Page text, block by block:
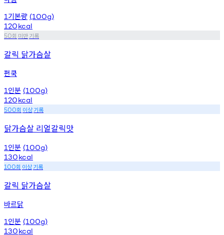
1 기본량 (100g)
120kcal
50회 미만기록
갈릭 닭가슴살
펀쿡
1 인분 (100g)
120kcal
500회 이상기록
닭가슴살 리얼갈릭맛
1 인분 (100g)
130kcal
100회 이상기록
갈릭 닭가슴살
바르닭
1 인분 (100g)
130kcal